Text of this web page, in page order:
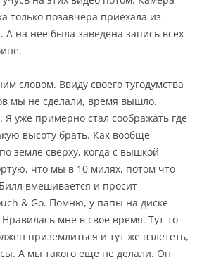
только позавчера приехала из
А на нее была заведена запись всех
словом. Ввиду своего тугодумства
мы не сделали, время вышло.
Я уже примерно стал соображать где
высоту брать. Как вообще
земле сверху, когда с вышкой
что мы в 10 милях, потом что
вмешивается и просит
& Go. Помню, у папы на диске
мне в свое время. Тут-то
приземлиться и тут же взлететь,
А мы такого еще не делали. Он